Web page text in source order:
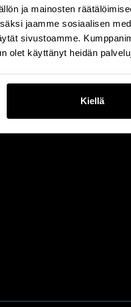
ja mainosten
jaamme sosiaalisen
sivustoamme.
olet käyttänyt heidän
Kiellä